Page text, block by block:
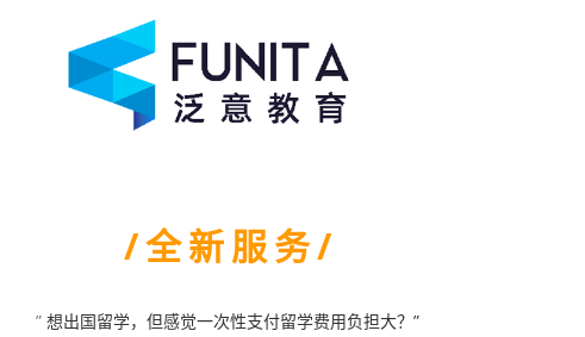
/ 全 新 服 务 /
” 想出国留学，但感觉一次性支付留学费用负担大？”